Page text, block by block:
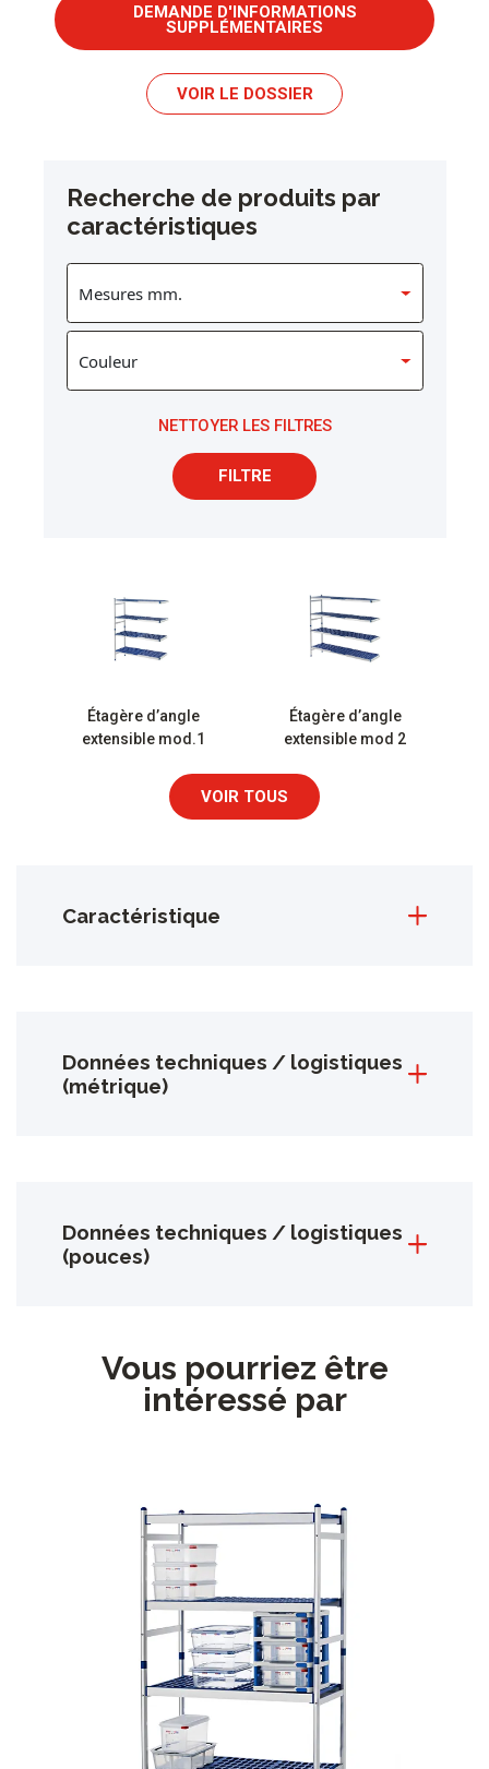
DEMANDE D'INFORMATIONS
SUPPLÉMENTAIRES
VOIR LE DOSSIER
Recherche de produits par
caractéristiques
NETTOYER LES FILTRES
FILTRE
Étagère d’angle
extensible mod.1
Étagère d’angle
extensible mod 2
VOIR TOUS
Caractéristique
Données techniques / logistiques
(métrique)
Données techniques / logistiques
(pouces)
Vous pourriez être
intéressé par